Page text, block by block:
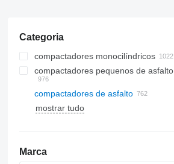
Categoria
compactadores monocilíndricos
compactadores pequenos de asfalto
compactadores de asfalto
mostrar tudo
Marca